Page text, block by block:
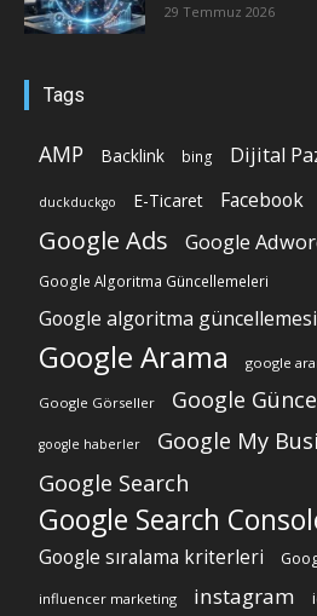
29 Temmuz 2026
Tags
AMP Backlink bing Dijital
duckduckgo E-Ticaret Facebook
Google Ads Google
Google Algoritma Güncellemeleri
Google algoritma güncellemesi
Google Arama google
Google Görseller Google
google haberler Google My
Google Search
Google Search
Google sıralama kriterleri
influencer marketing instagram